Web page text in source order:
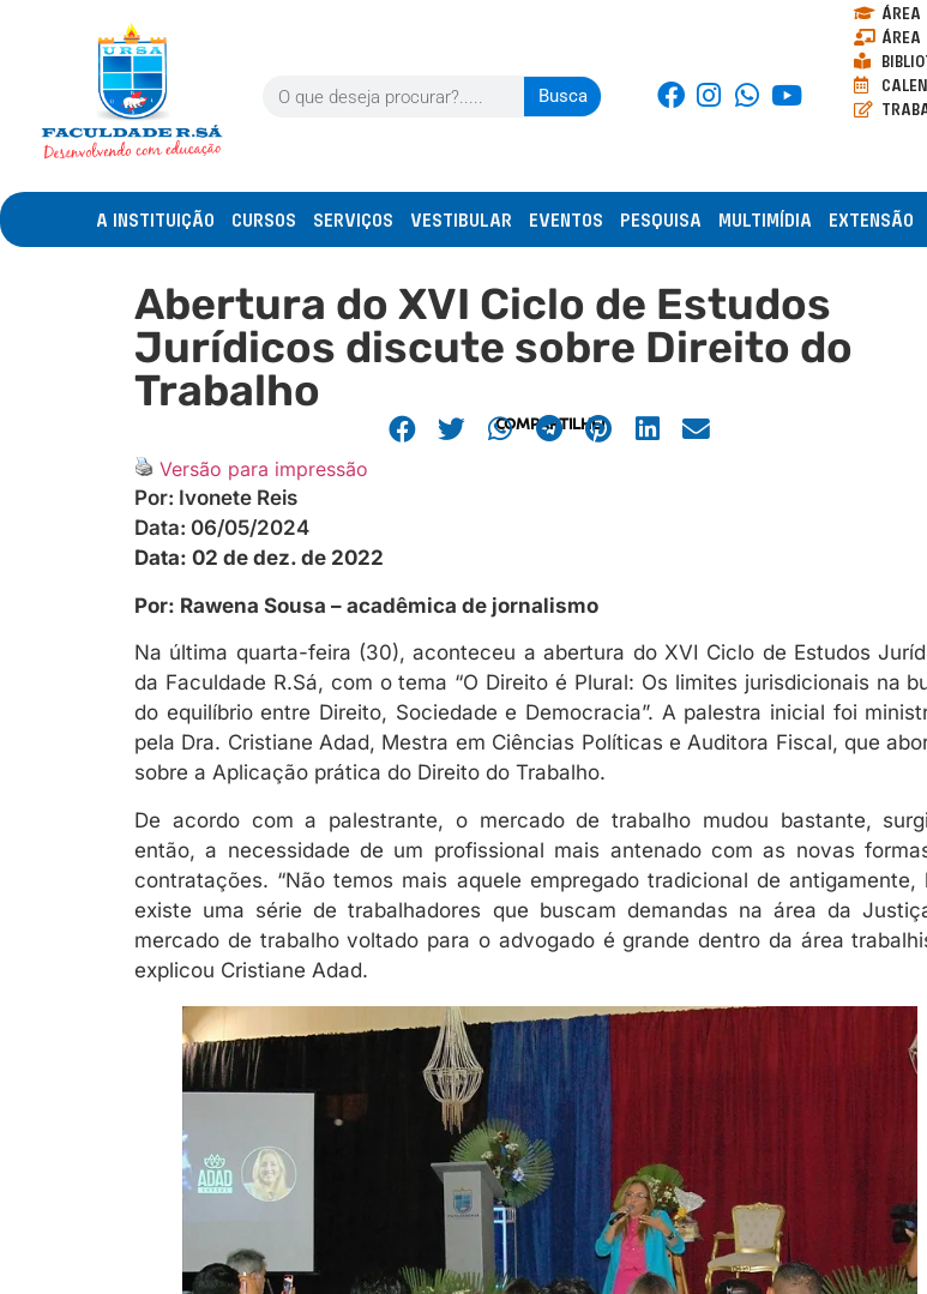
Busca
ÁREA
ÁREA
A INSTITUIÇÃO CURSOS SERVIÇOS VESTIBULAR EVENTOS PESQUISA MULTIMÍDIA EXTENSÃO
Abertura do XVI Ciclo de Estudos
Jurídicos discute sobre Direito do
Trabalho
COMPARTILHE!
Versão para impressão
Por: Ivonete Reis
Data: 06/05/2024
Data: 02 de dez. de 2022
Por: Rawena Sousa – acadêmica de jornalismo
Na última quarta-feira (30), aconteceu a abertura do XVI Ciclo de Estudos
da Faculdade R.Sá, com o tema “O Direito é Plural: Os limites jurisdicionais na
do equilíbrio entre Direito, Sociedade e Democracia”. A palestra inicial foi
pela Dra. Cristiane Adad, Mestra em Ciências Políticas e Auditora Fiscal, que
sobre a Aplicação prática do Direito do Trabalho.
De acordo com a palestrante, o mercado de trabalho mudou bastante,
então, a necessidade de um profissional mais antenado com as novas
contratações. “Não temos mais aquele empregado tradicional de antigamente,
existe uma série de trabalhadores que buscam demandas na área da
mercado de trabalho voltado para o advogado é grande dentro da área
explicou Cristiane Adad.